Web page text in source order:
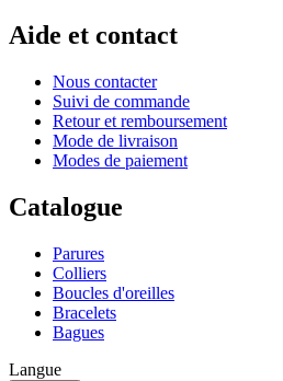
Aide et contact
Nous contacter
Suivi de commande
Retour et remboursement
Mode de livraison
Modes de paiement
Catalogue
Parures
Colliers
Boucles d'oreilles
Bracelets
Bagues
Langue